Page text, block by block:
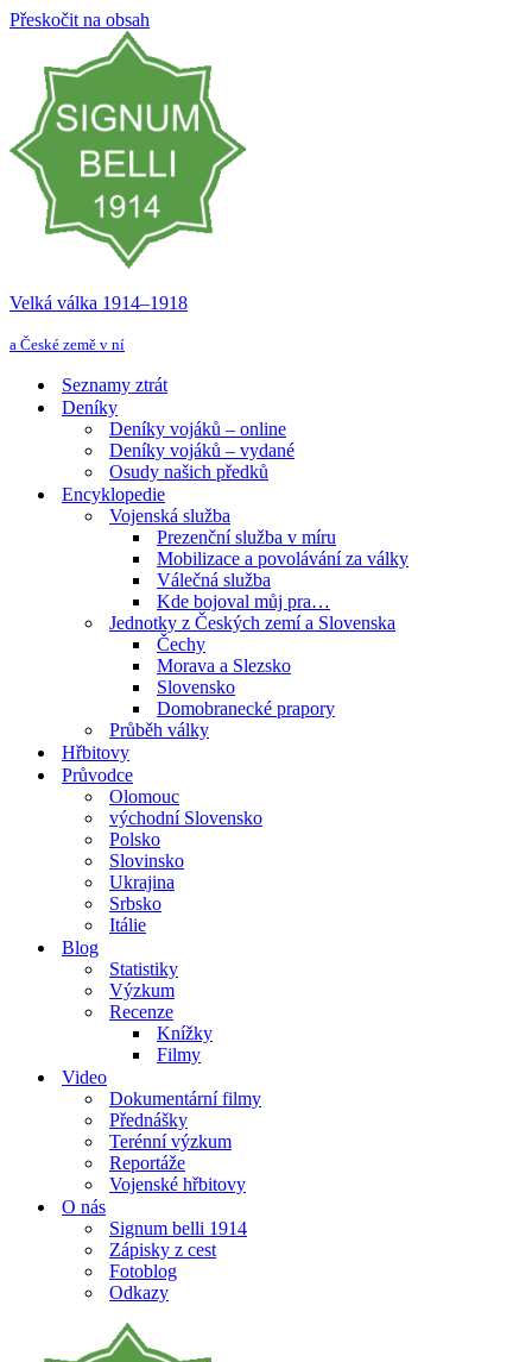
Přeskočit na obsah
Velká válka 1914–⁠⁠⁠⁠⁠⁠1918
a České země v ní
Seznamy ztrát
Deníky
Deníky vojáků – online
Deníky vojáků – vydané
Osudy našich předků
Encyklopedie
Vojenská služba
Prezenční služba v míru
Mobilizace a povolávání za války
Válečná služba
Kde bojoval můj pra…
Jednotky z Českých zemí a Slovenska
Čechy
Morava a Slezsko
Slovensko
Domobranecké prapory
Průběh války
Hřbitovy
Průvodce
Olomouc
východní Slovensko
Polsko
Slovinsko
Ukrajina
Srbsko
Itálie
Blog
Statistiky
Výzkum
Recenze
Knížky
Filmy
Video
Dokumentární filmy
Přednášky
Terénní výzkum
Reportáže
Vojenské hřbitovy
O nás
Signum belli 1914
Zápisky z cest
Fotoblog
Odkazy